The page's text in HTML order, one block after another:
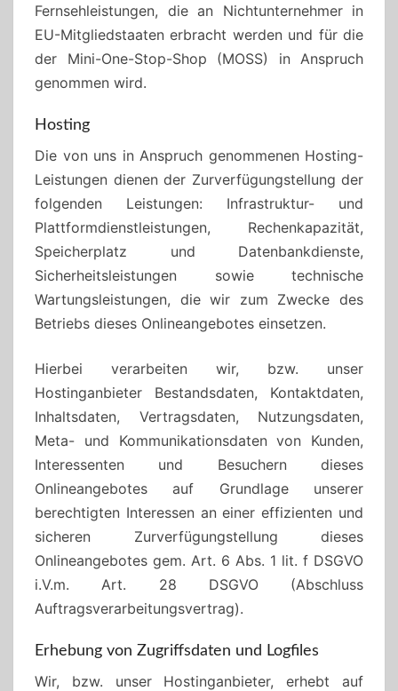
Fernsehleistungen, die an Nichtunternehmer in
EU-Mitgliedstaaten erbracht werden und für die
der Mini-One-Stop-Shop (MOSS) in Anspruch
genommen wird.
Hosting
Die von uns in Anspruch genommenen Hosting-
Leistungen dienen der Zurverfügungstellung der
folgenden Leistungen: Infrastruktur- und
Plattformdienstleistungen, Rechenkapazität,
Speicherplatz und Datenbankdienste,
Sicherheitsleistungen sowie technische
Wartungsleistungen, die wir zum Zwecke des
Betriebs dieses Onlineangebotes einsetzen.
Hierbei verarbeiten wir, bzw. unser
Hostinganbieter Bestandsdaten, Kontaktdaten,
Inhaltsdaten, Vertragsdaten, Nutzungsdaten,
Meta- und Kommunikationsdaten von Kunden,
Interessenten und Besuchern dieses
Onlineangebotes auf Grundlage unserer
berechtigten Interessen an einer effizienten und
sicheren Zurverfügungstellung dieses
Onlineangebotes gem. Art. 6 Abs. 1 lit. f DSGVO
i.V.m. Art. 28 DSGVO (Abschluss
Auftragsverarbeitungsvertrag).
Erhebung von Zugriffsdaten und Logfiles
Wir, bzw. unser Hostinganbieter, erhebt auf